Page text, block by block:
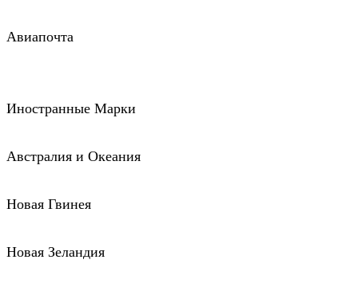
Авиапочта
Иностранные Марки
Австралия и Океания
Новая Гвинея
Новая Зеландия